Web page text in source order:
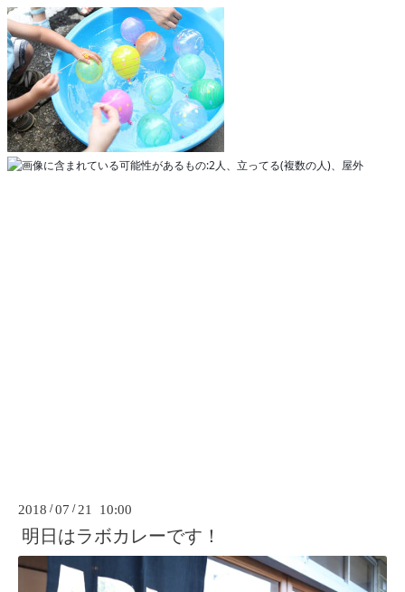
2018 /07 / 21 10:00
明日はラボカレーです！